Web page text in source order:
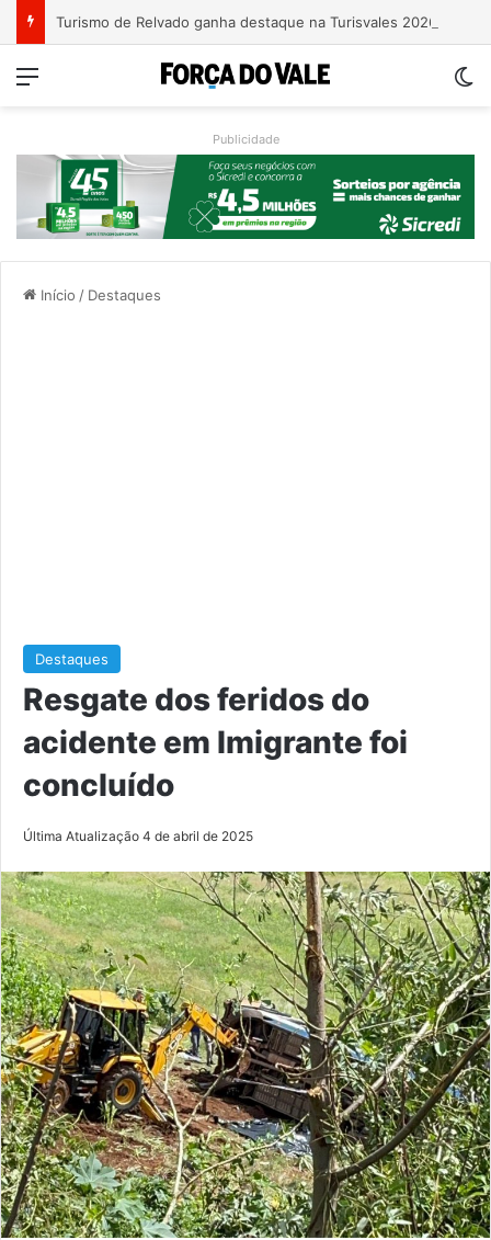
Menu
Publicidade
Início / Destaques
Destaques
Resgate dos feridos do
acidente em Imigrante foi
concluído
Última Atualização 4 de abril de 2025